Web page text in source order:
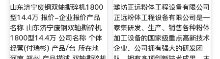
山东济宁废钢双轴撕碎机1800
型14.4万 报价-企业报价产品
名称 山东济宁废钢双轴撕碎机
1800型14.4万 公司名称 个体
经营(付瑞彬) 产品/台 所在地
潍坊正远粉体工程设备有限公司
正远粉体工程设备有限公司是一
家集研发、生产、销售各种粉体
加工设备的国家级重点高新技术
企业。公司拥有强大的研发团